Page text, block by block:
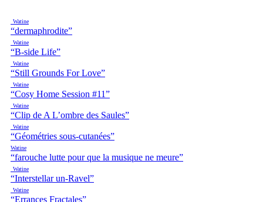
Watine
“dermaphrodite”
Watine
“B-side Life”
Watine
“Still Grounds For Love”
Watine
“Cosy Home Session #11”
Watine
“Clip de A L’ombre des Saules”
Watine
“Géométries sous-cutanées”
Watine
“farouche lutte pour que la musique ne meure”
Watine
“Interstellar un-Ravel”
Watine
“Errances Fractales”